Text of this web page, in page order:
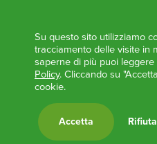
impegno e determinazione
AGENDA
‘ANCORA UNA VOLTA LA
L’ITALIA BOCCIATA DALL’UE
Feste Unità in Toscana 2024
Su questo sito utilizziamo
tracciamento delle visite in
saperne di più puoi
Policy. Cliccando su
cookie.
Accetta Rifiuta